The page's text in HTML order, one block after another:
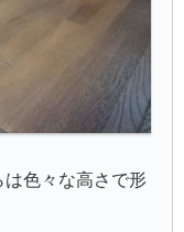
色々な高さで形